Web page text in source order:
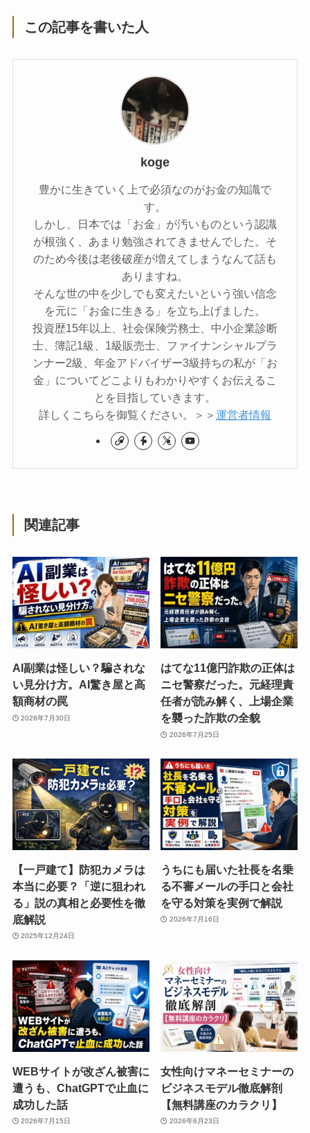
この記事を書いた人
koge
豊かに生きていく上で必須なのがお金の知識で
す。
しかし、日本では「お金」が汚いものという認識
が根強く、あまり勉強されてきませんでした。そ
のため今後は老後破産が増えてしまうなんて話も
ありますね。
そんな世の中を少しでも変えたいという強い信念
を元に「お金に生きる」を立ち上げました。
投資歴15年以上、社会保険労務士、中小企業診断
士、簿記1級、1級販売士、ファイナンシャルプラ
ンナー2級、年金アドバイザー3級持ちの私が「お
金」についてどこよりもわかりやすくお伝えるこ
とを目指していきます。
詳しくこちらを御覧ください。＞＞ 運営者情報
関連記事
AI副業は怪しい？騙されな
い見分け方。AI驚き屋と高
額商材の罠
2026年7月30日
はてな11億円詐欺の正体は
ニセ警察だった。元経理責
任者が読み解く、上場企業
を襲った詐欺の全貌
2026年7月25日
【一戸建て】防犯カメラは
本当に必要？「逆に狙われ
る」説の真相と必要性を徹
底解説
2025年12月24日
うちにも届いた社長を名乗
る不審メールの手口と会社
を守る対策を実例で解説
2026年7月16日
WEBサイトが改ざん被害に
遭うも、ChatGPTで止血に
成功した話
2026年7月15日
女性向けマネーセミナーの
ビジネスモデル徹底解剖
【無料講座のカラクリ】
2026年6月23日